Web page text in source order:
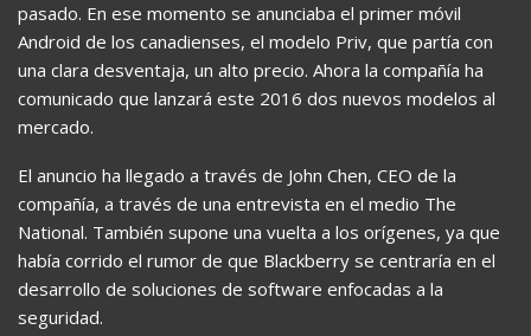
pasado. En ese momento se anunciaba el primer móvil
Android de los canadienses, el modelo Priv, que partía con
una clara desventaja, un alto precio. Ahora la compañía ha
comunicado que lanzará este 2016 dos nuevos modelos al
mercado.
El anuncio ha llegado a través de John Chen, CEO de la
compañía, a través de una entrevista en el medio The
National. También supone una vuelta a los orígenes, ya que
había corrido el rumor de que Blackberry se centraría en el
desarrollo de soluciones de software enfocadas a la
seguridad.